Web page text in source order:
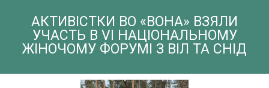
АКТИВІСТКИ ВО «ВОНА» ВЗЯЛИ
УЧАСТЬ В VI НАЦІОНАЛЬНОМУ
ЖІНОЧОМУ ФОРУМІ З ВІЛ ТА СНІД